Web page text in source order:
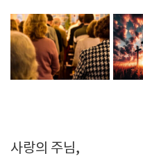
사랑의 주님,